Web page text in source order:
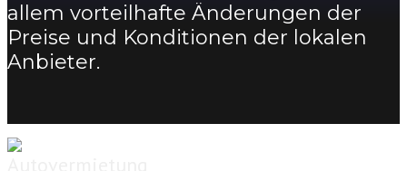
allem vorteilhafte Änderungen der
Preise und Konditionen der lokalen
Anbieter.